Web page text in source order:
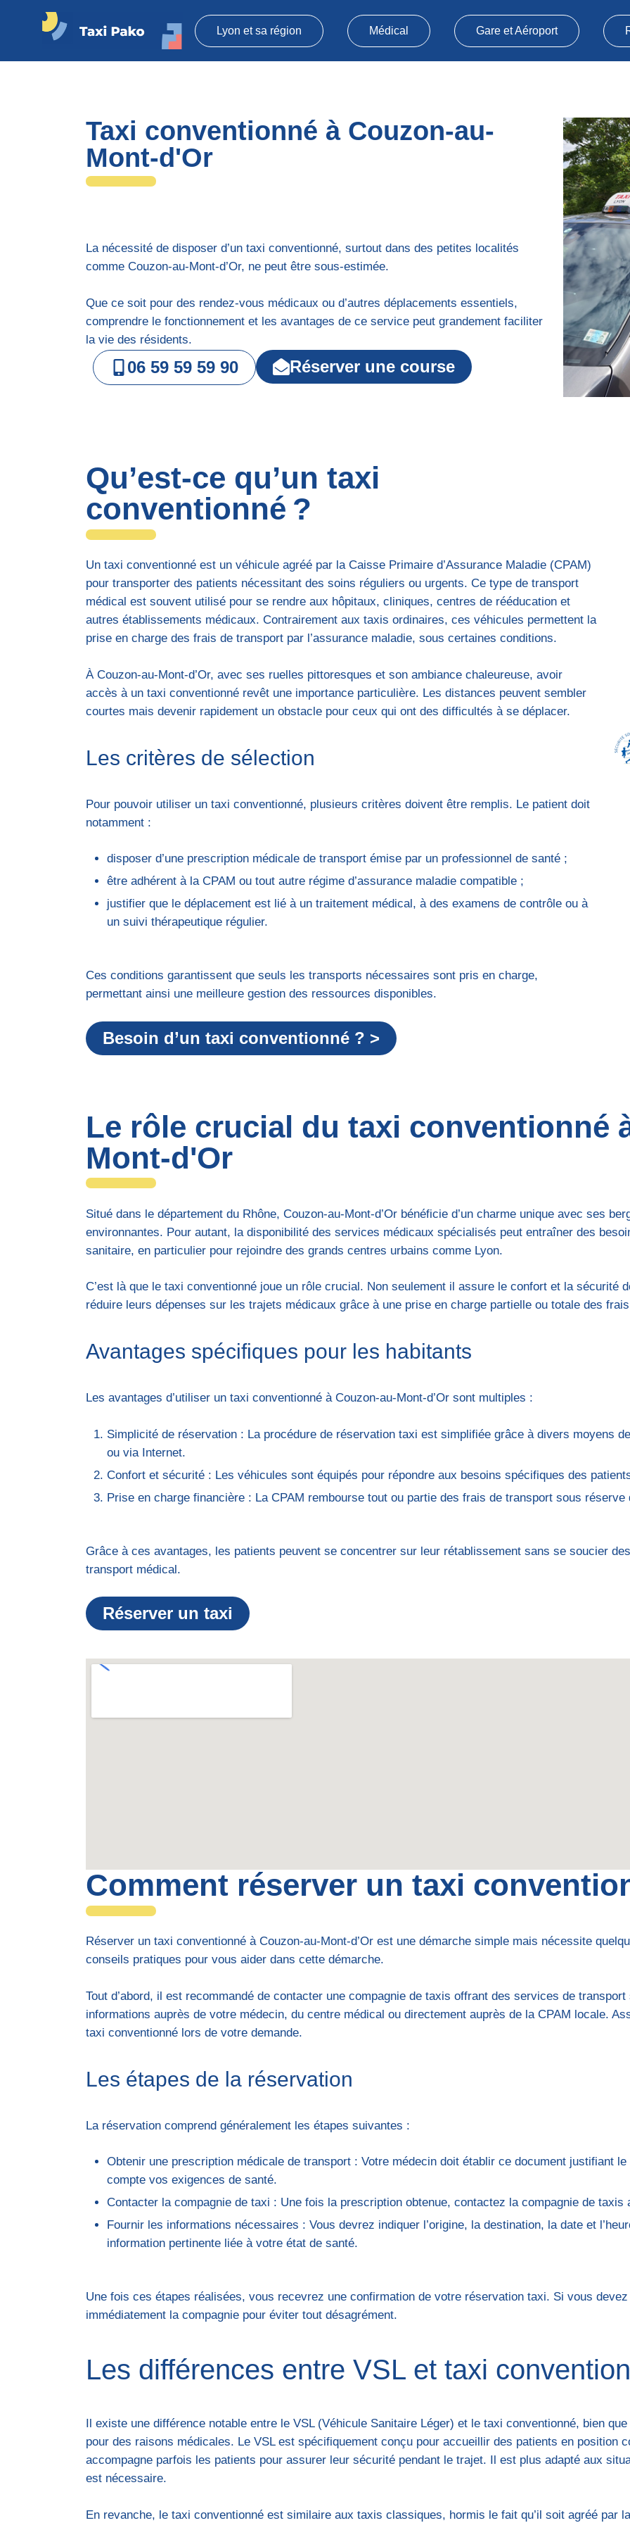
Taxi
Lyon et sa région Médical Gare et Aéroport
Taxi conventionné à Couzon-au-
Mont-d'Or
La nécessité de disposer d’un taxi conventionné, surtout dans des petites localités
comme Couzon-au-Mont-d’Or, ne peut être sous-estimée.
Que ce soit pour des rendez-vous médicaux ou d’autres déplacements essentiels,
comprendre le fonctionnement et les avantages de ce service peut grandement faciliter
la vie des résidents.
06 59 59 59 90 Réserver une course
Qu’est-ce qu’un taxi
conventionné ?
Un taxi conventionné est un véhicule agréé par la Caisse Primaire d’Assurance Maladie (CPAM)
pour transporter des patients nécessitant des soins réguliers ou urgents. Ce type de transport
médical est souvent utilisé pour se rendre aux hôpitaux, cliniques, centres de rééducation et
autres établissements médicaux. Contrairement aux taxis ordinaires, ces véhicules permettent la
prise en charge des frais de transport par l’assurance maladie, sous certaines conditions.
À Couzon-au-Mont-d’Or, avec ses ruelles pittoresques et son ambiance chaleureuse, avoir
accès à un taxi conventionné revêt une importance particulière. Les distances peuvent sembler
courtes mais devenir rapidement un obstacle pour ceux qui ont des difficultés à se déplacer.
Les critères de sélection
Pour pouvoir utiliser un taxi conventionné, plusieurs critères doivent être remplis. Le patient doit
notamment :
disposer d’une prescription médicale de transport émise par un professionnel de santé ;
être adhérent à la CPAM ou tout autre régime d’assurance maladie compatible ;
justifier que le déplacement est lié à un traitement médical, à des examens de contrôle ou à
un suivi thérapeutique régulier.
Ces conditions garantissent que seuls les transports nécessaires sont pris en charge,
permettant ainsi une meilleure gestion des ressources disponibles.
Besoin d’un taxi conventionné ? >
Le rôle crucial du taxi conventionné
Mont-d'Or
Situé dans le département du Rhône, Couzon-au-Mont-d’Or bénéficie d’un charme unique avec ses
environnantes. Pour autant, la disponibilité des services médicaux spécialisés peut entraîner des
sanitaire, en particulier pour rejoindre des grands centres urbains comme Lyon.
C’est là que le taxi conventionné joue un rôle crucial. Non seulement il assure le confort et la sécurité
réduire leurs dépenses sur les trajets médicaux grâce à une prise en charge partielle ou totale des
Avantages spécifiques pour les habitants
Les avantages d’utiliser un taxi conventionné à Couzon-au-Mont-d’Or sont multiples :
Simplicité de réservation : La procédure de réservation taxi est simplifiée grâce à divers moyens
ou via Internet.
Confort et sécurité : Les véhicules sont équipés pour répondre aux besoins spécifiques des
Prise en charge financière : La CPAM rembourse tout ou partie des frais de transport sous
Grâce à ces avantages, les patients peuvent se concentrer sur leur rétablissement sans se soucier
transport médical.
Réserver un taxi
Comment réserver un taxi
Réserver un taxi conventionné à Couzon-au-Mont-d’Or est une démarche simple mais nécessite
conseils pratiques pour vous aider dans cette démarche.
Tout d’abord, il est recommandé de contacter une compagnie de taxis offrant des services de
informations auprès de votre médecin, du centre médical ou directement auprès de la CPAM locale.
taxi conventionné lors de votre demande.
Les étapes de la réservation
La réservation comprend généralement les étapes suivantes :
Obtenir une prescription médicale de transport : Votre médecin doit établir ce document justifiant
compte vos exigences de santé.
Contacter la compagnie de taxi : Une fois la prescription obtenue, contactez la compagnie de
Fournir les informations nécessaires : Vous devrez indiquer l’origine, la destination, la date et
information pertinente liée à votre état de santé.
Une fois ces étapes réalisées, vous recevrez une confirmation de votre réservation taxi. Si vous
immédiatement la compagnie pour éviter tout désagrément.
Les différences entre VSL et taxi
Il existe une différence notable entre le VSL (Véhicule Sanitaire Léger) et le taxi conventionné, bien
pour des raisons médicales. Le VSL est spécifiquement conçu pour accueillir des patients en position
accompagne parfois les patients pour assurer leur sécurité pendant le trajet. Il est plus adapté aux
est nécessaire.
En revanche, le taxi conventionné est similaire aux taxis classiques, hormis le fait qu’il soit agréé par